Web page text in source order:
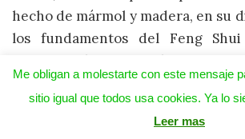
hecho de mármol y madera, en su
los fundamentos del Feng
construcción comenzó en 1994,
hasta enero de 2000. Hoy es el
uno de los barrios chinos más
Me obligan a molestarte con este mensaje
sitio igual que todos usa cookies. Ya lo
Leer mas